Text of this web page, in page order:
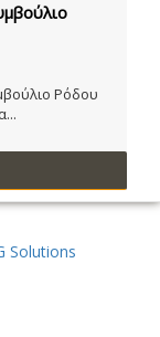
Ρόδου
Solutions